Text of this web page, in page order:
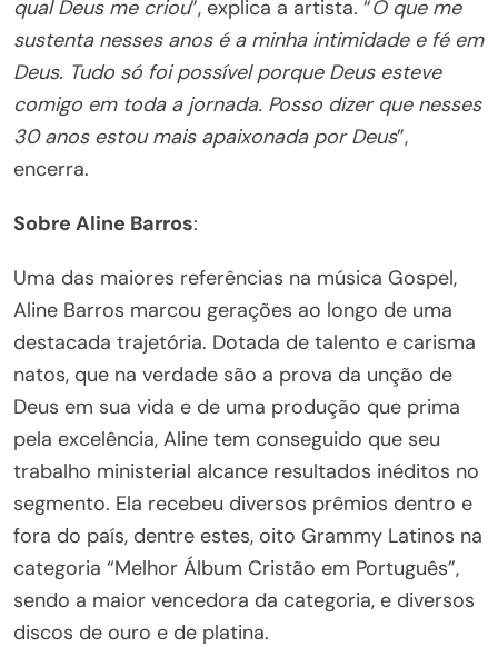
qual Deus me criou”, explica a artista. “O que me
sustenta nesses anos é a minha intimidade e fé em
Deus. Tudo só foi possível porque Deus esteve
comigo em toda a jornada. Posso dizer que nesses
30 anos estou mais apaixonada por Deus”,
encerra.
Sobre Aline Barros:
Uma das maiores referências na música Gospel,
Aline Barros marcou gerações ao longo de uma
destacada trajetória. Dotada de talento e carisma
natos, que na verdade são a prova da unção de
Deus em sua vida e de uma produção que prima
pela excelência, Aline tem conseguido que seu
trabalho ministerial alcance resultados inéditos no
segmento. Ela recebeu diversos prêmios dentro e
fora do país, dentre estes, oito Grammy Latinos na
categoria “Melhor Álbum Cristão em Português”,
sendo a maior vencedora da categoria, e diversos
discos de ouro e de platina.